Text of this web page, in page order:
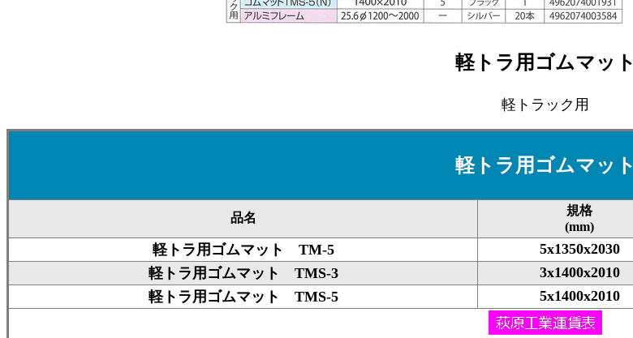
軽トラ用ゴムマット
軽トラック用
軽トラ用ゴムマット
品名
規格
(mm)
軽トラ用ゴムマット TM-5 5x1350x2030
軽トラ用ゴムマット TMS-3 3x1400x2010
軽トラ用ゴムマット TMS-5 5x1400x2010